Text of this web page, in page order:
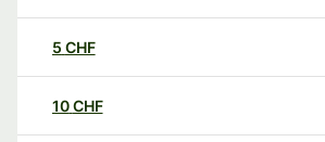
5 CHF
10CHF